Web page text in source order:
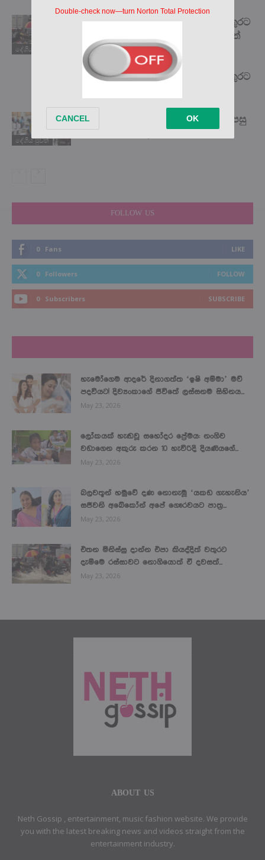
දේශිය පුවත්
එතන මිනිස්සු දාන්න එපා කියද්දිත් වතුරට
දැම්මෙ රස්සාවට නොගියොත් ඒ දවසත්
බඩගින්නෙ ඉන්න වෙන නිසා.
”අඳුරන්නෙවත් නැති කොල්ලෙක්
වෙනුවෙන් ජිවිතඅවදානමත් ගෙන වතුරට
දේශිය පුවත්
සියලු රජයේ ආයතනවලට මැයි 31න් පසු
තහනම් වෙන දේ මෙන්න…
FOLLOW US
0 Fans LIKE
0 Followers FOLLOW
0 Subscribers SUBSCRIBE
හැමෝගෙම ආදරේ දිනාගත්ත ‘ඉෂි අම්මා’ මව්
පදවියට! දිව්‍යංකාගේ ජීවිතේ ලස්සනම සිහිනය...
May 23, 2026
ලෝකයක් හැඬවූ සහෝදර ප්‍රේමය: නංගිව
වඩාගෙන අකුරු කරන 10 හැවිරිදි දියණියගේ...
May 23, 2026
බලවතූන් හමුවේ දණ නොනැමූ ‘යකඩ ගැහැනිය’
සජීවනි අබේකෝන් අපේ ගෞරවයට පාත්‍ර...
May 23, 2026
එතන මිනිස්සු දාන්න එපා කියද්දිත් වතුරට
දැම්මෙ රස්සාවට නොගියොත් ඒ දවසත්...
May 23, 2026
ABOUT US
Neth Gossip , entertainment, music fashion website. We provide
you with the latest breaking news and videos straight from the
entertainment industry.